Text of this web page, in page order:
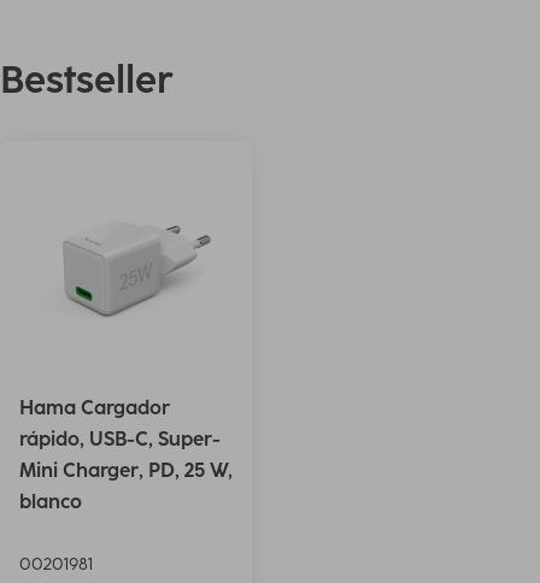
Bestseller
Hama Cargador
rápido, USB-C, Super-
Mini Charger, PD, 25 W,
blanco
00201981